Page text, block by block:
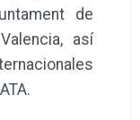
de
así